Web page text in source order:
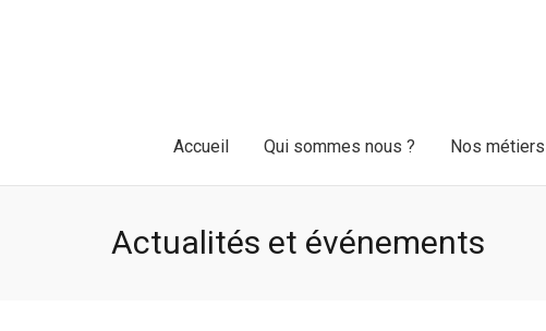
Accueil Qui sommes nous ? Nos métiers
Actualités et événements